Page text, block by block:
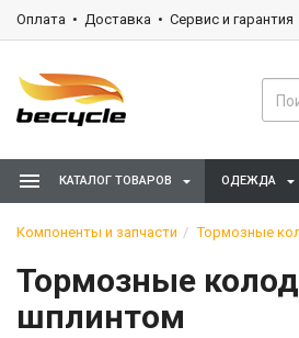
Оплата Доставка Сервис и гарантия
КАТАЛОГ ТОВАРОВ ОДЕЖДА
Компоненты и запчасти Тормозные
Тормозные
шплинтом